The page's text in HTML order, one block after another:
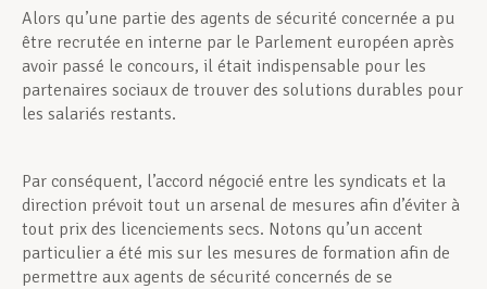
Alors qu’une partie des agents de sécurité concernée a pu
être recrutée en interne par le Parlement européen après
avoir passé le concours, il était indispensable pour les
partenaires sociaux de trouver des solutions durables pour
les salariés restants.
Par conséquent, l’accord négocié entre les syndicats et la
direction prévoit tout un arsenal de mesures afin d’éviter à
tout prix des licenciements secs. Notons qu’un accent
particulier a été mis sur les mesures de formation afin de
permettre aux agents de sécurité concernés de se